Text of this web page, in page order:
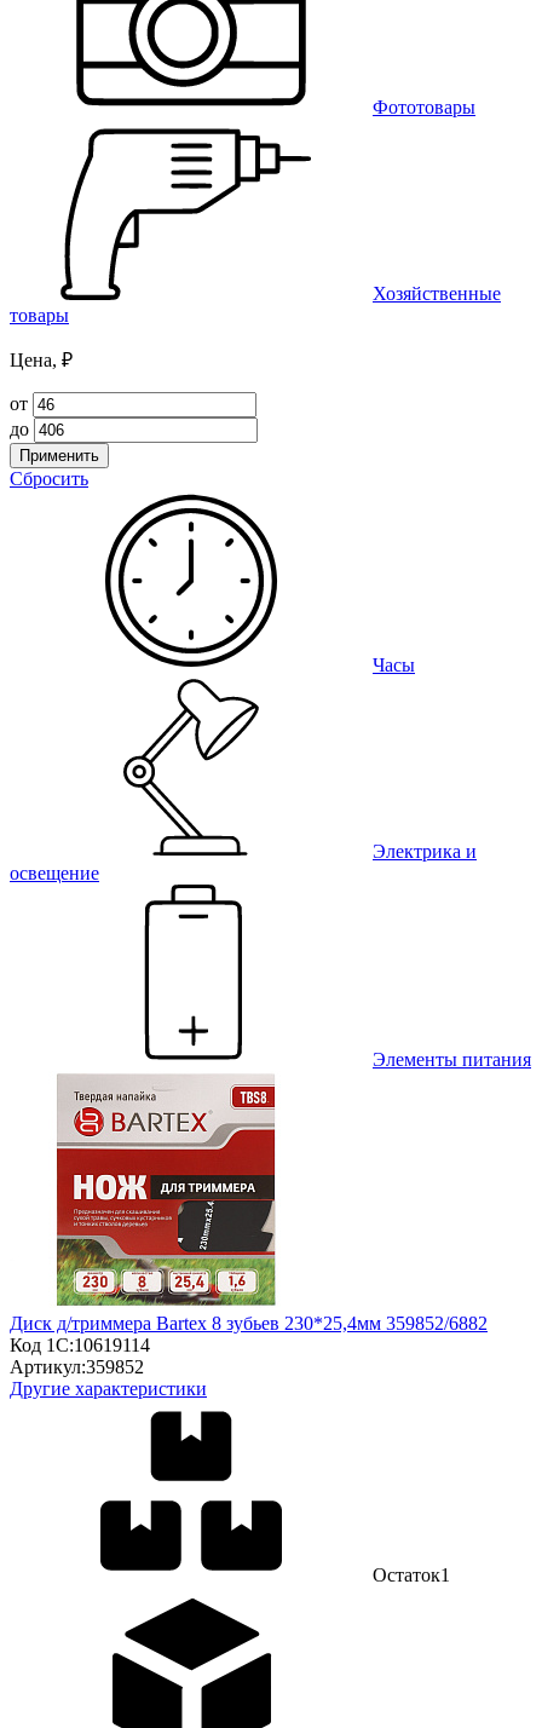
Фототовары
Хозяйственные
товары
Цена, ₽
от
до
Применить
Сбросить
Часы
Электрика и
освещение
Элементы питания
Диск д/триммера Bartex 8 зубьев 230*25,4мм 359852/6882
Код 1С:10619114
Артикул:359852
Другие характеристики
Остаток1